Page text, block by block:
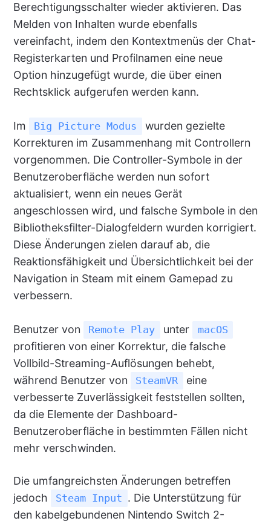
Berechtigungsschalter wieder aktivieren. Das
Melden von Inhalten wurde ebenfalls
vereinfacht, indem den Kontextmenüs der Chat-
Registerkarten und Profilnamen eine neue
Option hinzugefügt wurde, die über einen
Rechtsklick aufgerufen werden kann.
Im Big Picture Modus
wurden gezielte
Korrekturen im Zusammenhang mit Controllern
vorgenommen. Die Controller-Symbole in der
Benutzeroberfläche werden nun sofort
aktualisiert, wenn ein neues Gerät
angeschlossen wird, und falsche Symbole in den
Bibliotheksfilter-Dialogfeldern wurden korrigiert.
Diese Änderungen zielen darauf ab, die
Reaktionsfähigkeit und Übersichtlichkeit bei der
Navigation in Steam mit einem Gamepad zu
verbessern.
Benutzer von Remote Play unter macOS
profitieren von einer Korrektur, die falsche
Vollbild-Streaming-Auflösungen behebt,
während Benutzer von
SteamVR
eine
verbesserte Zuverlässigkeit feststellen sollten,
da die Elemente der Dashboard-
Benutzeroberfläche in bestimmten Fällen nicht
mehr verschwinden.
Die umfangreichsten Änderungen betreffen
jedoch
Steam Input . Die Unterstützung für
den kabelgebundenen Nintendo Switch 2-